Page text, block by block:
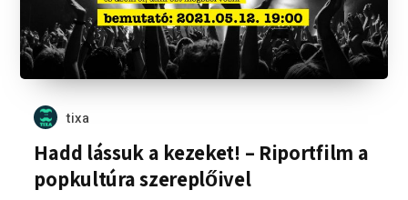
tixa
Hadd lássuk a kezeket! – Riportfilm a
popkultúra szereplőivel